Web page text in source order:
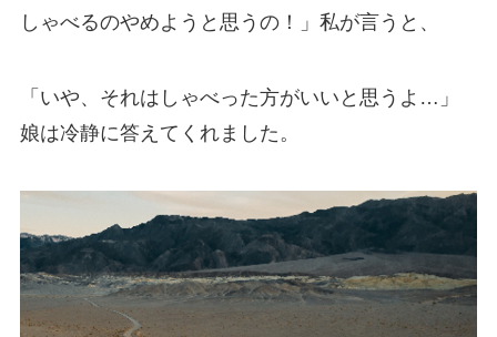
しゃべるのやめようと思うの！」私が言うと、
「いや、それはしゃべった方がいいと思うよ…」
娘は冷静に答えてくれました。